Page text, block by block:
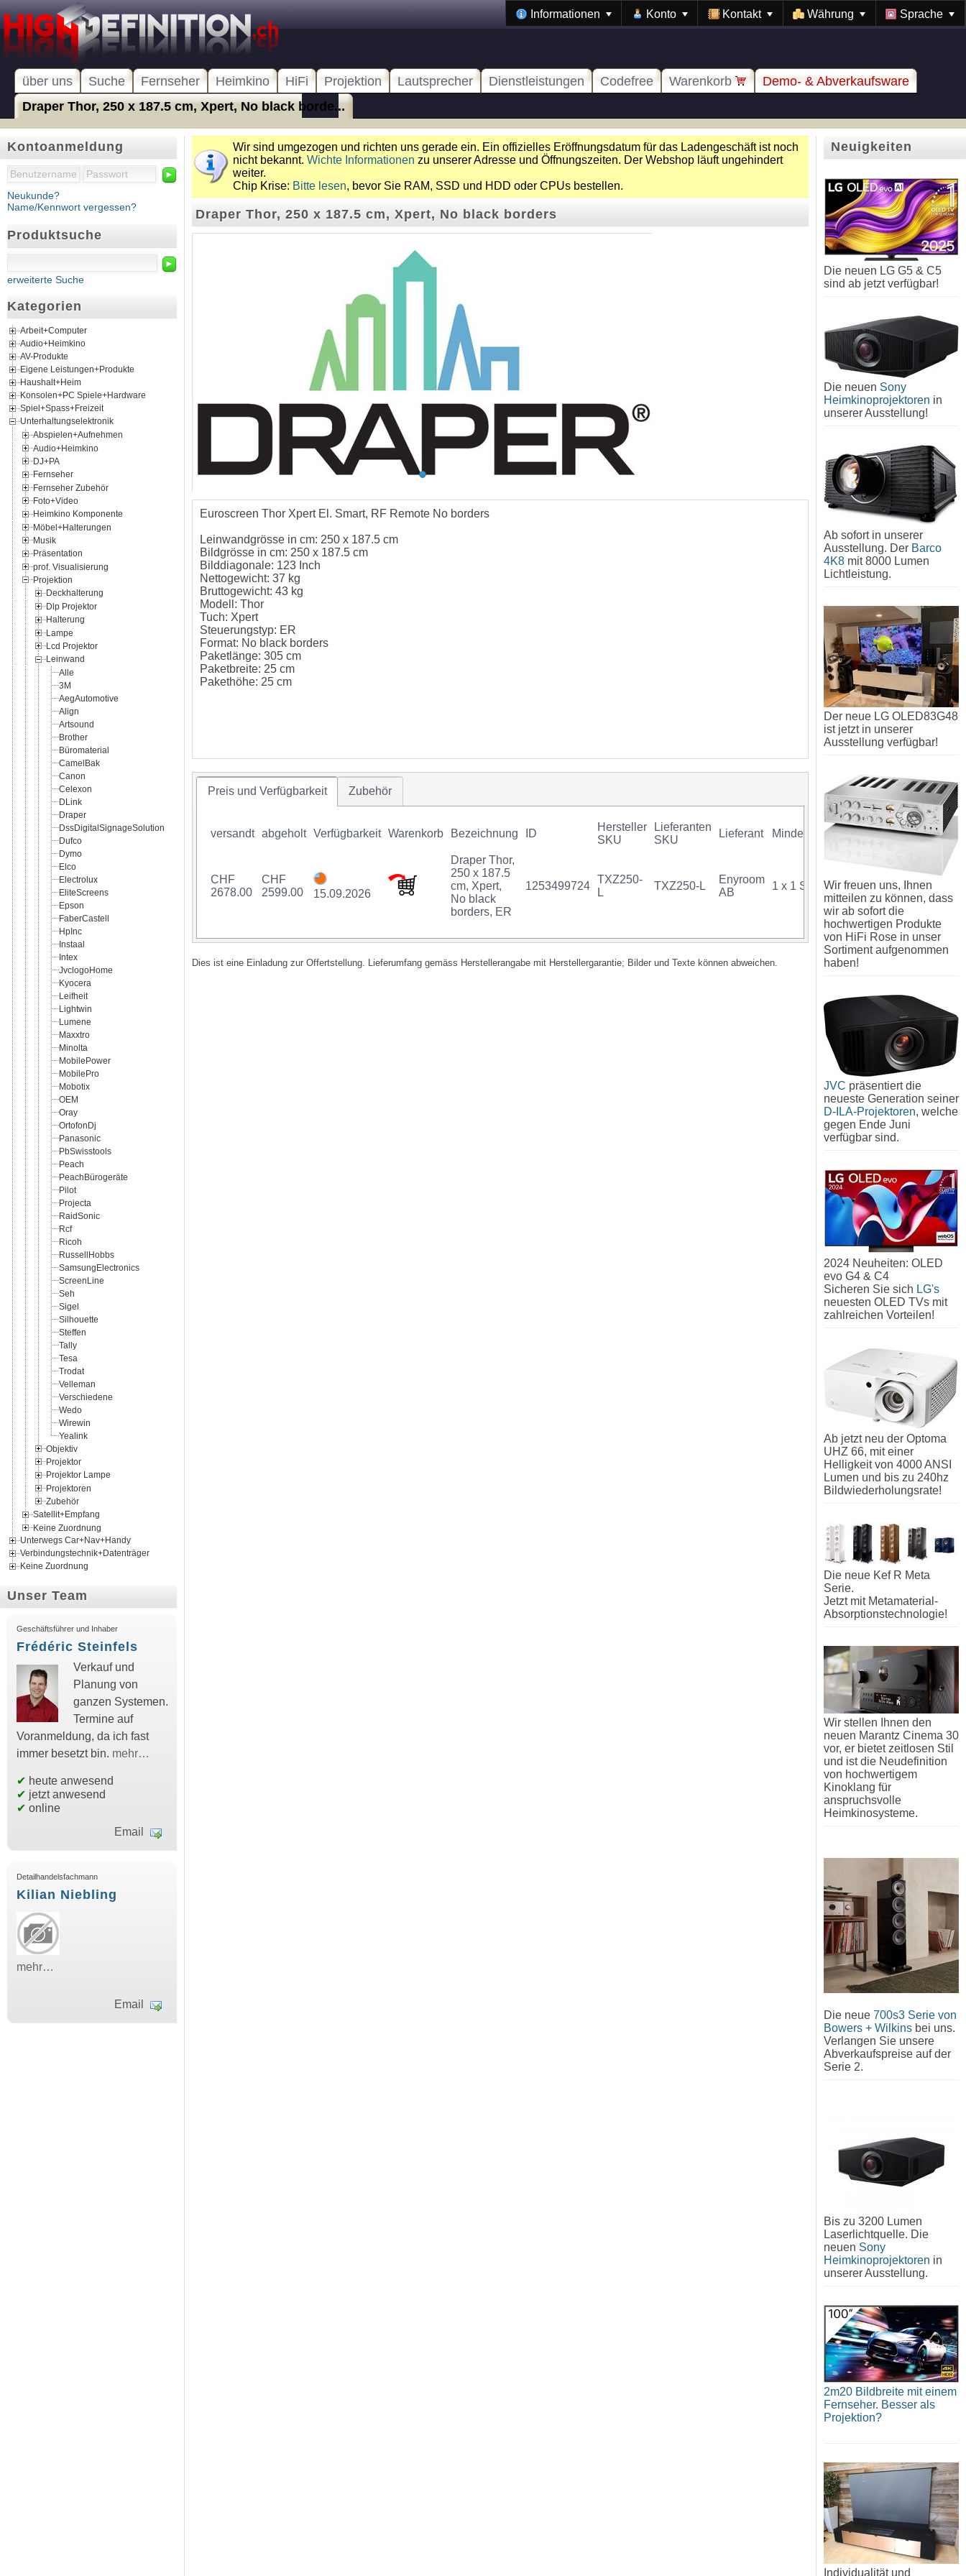
Informationen Konto Kontakt Währung Sprache
über uns Suche Fernseher Heimkino HiFi Projektion Lautsprecher Dienstleistungen Codefree Warenkorb
Demo- & Abverkaufsware
Draper Thor, 250 x 187.5 cm, Xpert, No black borde...
Kontoanmeldung
►
Neukunde?
Name/Kennwort vergessen?
Produktsuche
►
erweiterte Suche
Kategorien
Arbeit+Computer
Audio+Heimkino
AV-Produkte
Eigene Leistungen+Produkte
Haushalt+Heim
Konsolen+PC Spiele+Hardware
Spiel+Spass+Freizeit
Unterhaltungselektronik
Abspielen+Aufnehmen
Audio+Heimkino
DJ+PA
Fernseher
Fernseher Zubehör
Foto+Video
Heimkino Komponente
Möbel+Halterungen
Musik
Präsentation
prof. Visualisierung
Projektion
Deckhalterung
Dlp Projektor
Halterung
Lampe
Lcd Projektor
Leinwand
Alle
3M
AegAutomotive
Align
Artsound
Brother
Büromaterial
CamelBak
Canon
Celexon
DLink
Draper
DssDigitalSignageSolution
Dufco
Dymo
Elco
Electrolux
EliteScreens
Epson
FaberCastell
HpInc
Instaal
Intex
JvclogoHome
Kyocera
Leifheit
Lightwin
Lumene
Maxxtro
Minolta
MobilePower
MobilePro
Mobotix
OEM
Oray
OrtofonDj
Panasonic
PbSwisstools
Peach
PeachBürogeräte
Pilot
Projecta
RaidSonic
Rcf
Ricoh
RussellHobbs
SamsungElectronics
ScreenLine
Seh
Sigel
Silhouette
Steffen
Tally
Tesa
Trodat
Velleman
Verschiedene
Wedo
Wirewin
Yealink
Objektiv
Projektor
Projektor Lampe
Projektoren
Zubehör
Satellit+Empfang
Keine Zuordnung
Unterwegs Car+Nav+Handy
Verbindungstechnik+Datenträger
Keine Zuordnung
Unser Team
Geschäftsführer und Inhaber
Frédéric Steinfels
Verkauf und
Planung von
ganzen Systemen.
Termine auf
Voranmeldung, da ich fast
immer besetzt bin. mehr…
✔ heute anwesend
✔ jetzt anwesend
✔ online
Email
Detailhandelsfachmann
Kilian Niebling
mehr…
Email
Wir sind umgezogen und richten uns gerade ein. Ein offizielles Eröffnungsdatum für das Ladengeschäft ist noch
nicht bekannt. Wichte Informationen zu unserer Adresse und Öffnungszeiten. Der Webshop läuft ungehindert
weiter.
Chip Krise: Bitte lesen, bevor Sie RAM, SSD und HDD oder CPUs bestellen.
Draper Thor, 250 x 187.5 cm, Xpert, No black borders
Euroscreen Thor Xpert El. Smart, RF Remote No borders
Leinwandgrösse in cm: 250 x 187.5 cm
Bildgrösse in cm: 250 x 187.5 cm
Bilddiagonale: 123 Inch
Nettogewicht: 37 kg
Bruttogewicht: 43 kg
Modell: Thor
Tuch: Xpert
Steuerungstyp: ER
Format: No black borders
Paketlänge: 305 cm
Paketbreite: 25 cm
Pakethöhe: 25 cm
Preis und Verfügbarkeit Zubehör
versandt abgeholt Verfügbarkeit Warenkorb Bezeichnung ID
Hersteller
SKU
Lieferanten
SKU
Lieferant Mindestkauf GTIN
CHF
2678.00
CHF
2599.00
15.09.2026
Draper Thor,
250 x 187.5
cm, Xpert,
No black
borders, ER
1253499724
TXZ250-
L
TXZ250-L
Enyroom
AB
1 x 1 Stück 07340034718056
Dies ist eine Einladung zur Offertstellung. Lieferumfang gemäss Herstellerangabe mit Herstellergarantie; Bilder und Texte können abweichen.
Neuigkeiten
Die neuen LG G5 & C5
sind ab jetzt verfügbar!
Die neuen Sony
Heimkinoprojektoren in
unserer Ausstellung!
Ab sofort in unserer
Ausstellung. Der Barco
4K8 mit 8000 Lumen
Lichtleistung.
Der neue LG OLED83G48
ist jetzt in unserer
Ausstellung verfügbar!
Wir freuen uns, Ihnen
mitteilen zu können, dass
wir ab sofort die
hochwertigen Produkte
von HiFi Rose in unser
Sortiment aufgenommen
haben!
JVC präsentiert die
neueste Generation seiner
D-ILA-Projektoren, welche
gegen Ende Juni
verfügbar sind.
2024 Neuheiten: OLED
evo G4 & C4
Sicheren Sie sich LG's
neuesten OLED TVs mit
zahlreichen Vorteilen!
Ab jetzt neu der Optoma
UHZ 66, mit einer
Helligkeit von 4000 ANSI
Lumen und bis zu 240hz
Bildwiederholungsrate!
Die neue Kef R Meta
Serie.
Jetzt mit Metamaterial-
Absorptionstechnologie!
Wir stellen Ihnen den
neuen Marantz Cinema 30
vor, er bietet zeitlosen Stil
und ist die Neudefinition
von hochwertigem
Kinoklang für
anspruchsvolle
Heimkinosysteme.
Die neue 700s3 Serie von
Bowers + Wilkins bei uns.
Verlangen Sie unsere
Abverkaufspreise auf der
Serie 2.
Bis zu 3200 Lumen
Laserlichtquelle. Die
neuen Sony
Heimkinoprojektoren in
unserer Ausstellung.
2m20 Bildbreite mit einem
Fernseher. Besser als
Projektion?
Individualität und